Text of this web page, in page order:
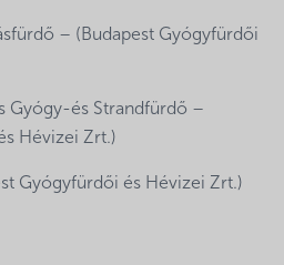
– (Budapest Gyógyfürdői
Gyógy-és Strandfürdő –
Hévizei Zrt.)
Gyógyfürdői és Hévizei Zrt.)